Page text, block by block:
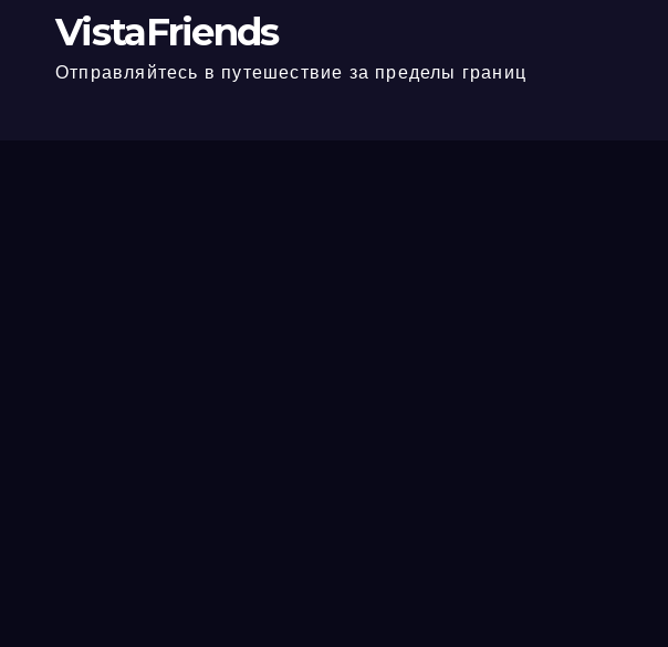
VistaFriends
Отправляйтесь в путешествие за пределы границ